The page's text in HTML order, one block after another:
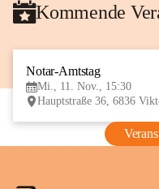
Kommende
Notar-Amtstag
Mi., 11. Nov., 15:30
Hauptstraße 36, 6836